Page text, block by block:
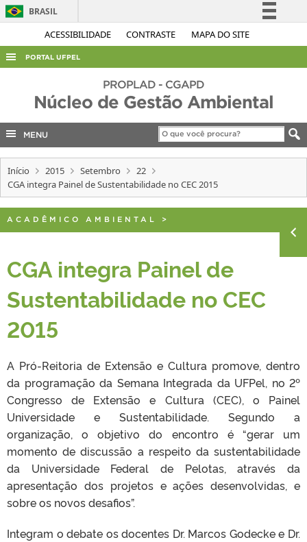
ACESSIBILIDADE CONTRASTE MAPA DO SITE
BRASIL
Simplifique!
Acesso à informação
Canais
PORTAL UFPEL
ACESSO À INFORMAÇÃO
AUDITORIA
EDITAIS
INTERNACIONAL
OUVIDORIA
TELEFONES
PROPLAD - CGAPD
Núcleo de Gestão Ambiental
MENU
Início 2015 Setembro
22
CGA integra Painel de Sustentabilidade no CEC 2015
ACADÊMICO AMBIENTAL >
CGA integra Painel de
Sustentabilidade no CEC
2015
A Pró-Reitoria de Extensão e Cultura promove, dentro
da programação da Semana Integrada da UFPel, no 2º
Congresso de Extensão e Cultura (CEC), o Painel
Universidade e Sustentabilidade. Segundo a
organização, o objetivo do encontro é “gerar um
momento de discussão a respeito da sustentabilidade
da Universidade Federal de Pelotas, através da
apresentação dos projetos e ações desenvolvidas, e
sobre os novos desafios”.
Integram o debate os docentes Dr. Marcos Godecke e Dr.